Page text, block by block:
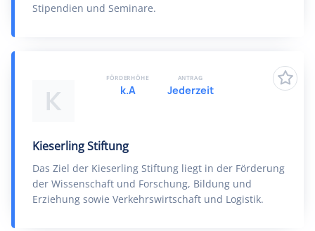
Stipendien und Seminare.
K
Kieserling Stiftung
Das Ziel der Kieserling Stiftung liegt in der Förderung
der Wissenschaft und Forschung, Bildung und
Erziehung sowie Verkehrswirtschaft und Logistik.
FÖRDERHÖHE
k.A
ANTRAG
Jederzeit